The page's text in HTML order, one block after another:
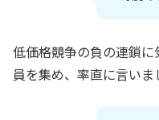
低価格競争の負の連鎖
員を集め、率直に言いま